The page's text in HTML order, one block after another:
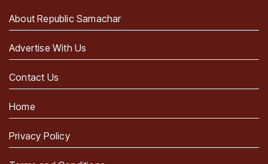
About Republic Samachar
Advertise With Us
Contact Us
Home
Privacy Policy